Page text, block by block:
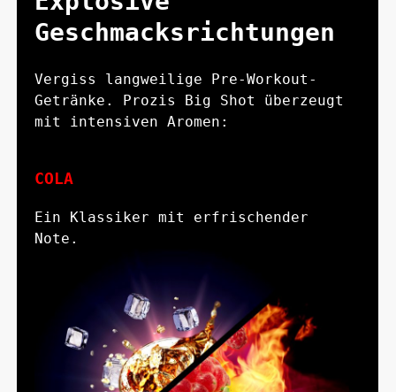
Geschmacksrichtungen
Vergiss langweilige Pre-Workout-
Getränke. Prozis Big Shot überzeugt
mit intensiven Aromen:
COLA
Ein Klassiker mit erfrischender
Note.